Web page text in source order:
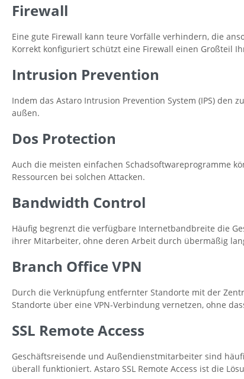
Firewall
Eine gute Firewall kann teure Vorfälle verhindern, die
Korrekt konfiguriert schützt eine Firewall einen Großteil
Intrusion Prevention
Indem das Astaro Intrusion Prevention System (IPS) den
außen.
Dos Protection
Auch die meisten einfachen Schadsoftwareprogramme
Ressourcen bei solchen Attacken.
Bandwidth Control
Häufig begrenzt die verfügbare Internetbandbreite die
ihrer Mitarbeiter, ohne deren Arbeit durch übermäßig
Branch Office VPN
Durch die Verknüpfung entfernter Standorte mit der
Standorte über eine VPN-Verbindung vernetzen, ohne
SSL Remote Access
Geschäftsreisende und Außendienstmitarbeiter sind
überall funktioniert. Astaro SSL Remote Access ist die